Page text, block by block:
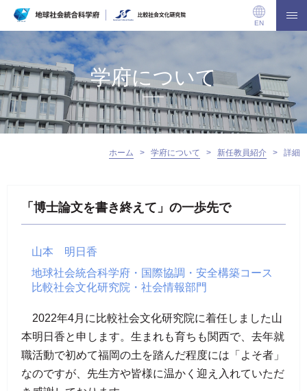
EN
学府について
ホーム > 学府について > 新任教員紹介 > 詳細
「博士論文を書き終えて」の一歩先で
山本 明日香
地球社会統合科学府・国際協調・安全構築コース
比較社会文化研究院・社会情報部門
2022年4月に比較社会文化研究院に着任しました山
本明日香と申します。生まれも育ちも関西で、去年就
職活動で初めて福岡の土を踏んだ程度には「よそ者」
なのですが、先生方や皆様に温かく迎え入れていただ